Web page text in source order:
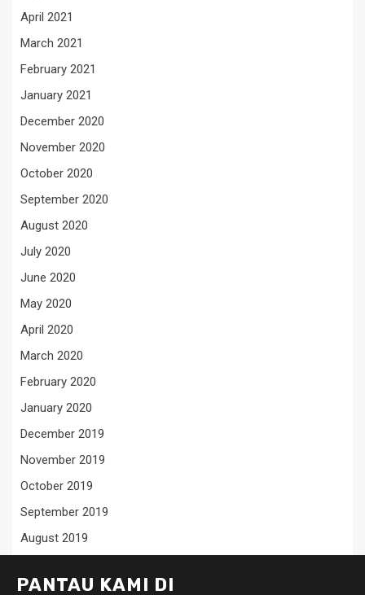
April 2021
March 2021
February 2021
January 2021
December 2020
November 2020
October 2020
September 2020
August 2020
July 2020
June 2020
May 2020
April 2020
March 2020
February 2020
January 2020
December 2019
November 2019
October 2019
September 2019
August 2019
PANTAU KAMI DI